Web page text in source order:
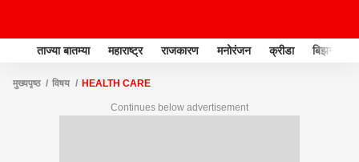
ताज्या बातम्या महाराष्ट्र राजकारण मनोरंजन क्रीडा बिझनेस
मुख्यपृष्ठ विषय HEALTH CARE
Continues below advertisement